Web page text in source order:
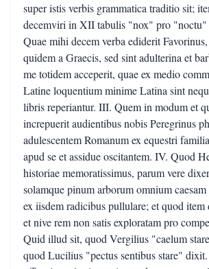
super istis verbis grammatica traditio sit;
decemviri in XII tabulis "nox" pro
Quae mihi decem verba ediderit
quidem a Graecis, sed sint adulterina et
me totidem acceperit, quae ex medio
Latine loquentium minime Latina sint
libris reperiantur. III. Quem in modum et
increpuerit audientibus nobis Peregrinus
adulescentem Romanum ex equestri
apud se et assidue oscitantem. IV. Quod
historiae memoratissimus, parum vere
solamque pinum arborum omnium
ex iisdem radicibus pullulare; et quod item
et nive rem non satis exploratam pro
Quid illud sit, quod Vergilius "caelum
quod Lucilius "pectus sentibus stare"